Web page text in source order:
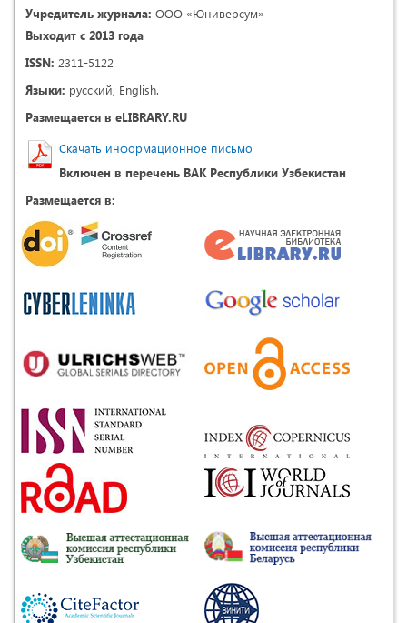
Учредитель журнала: ООО «Юниверсум»
Выходит с 2013 года
ISSN: 2311-5122
Языки: русский, English.
Размещается в eLIBRARY.RU
Скачать информационное письмо
Включен в перечень ВАК Республики Узбекистан
Размещается в: